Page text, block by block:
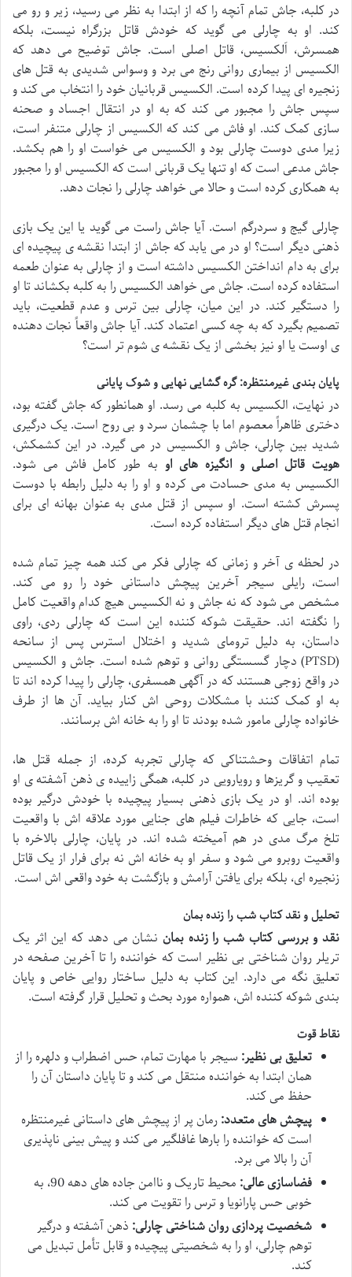
در کلبه، جاش تمام آنچه را که از ابتدا به نظر می رسید، زیر و رو می
کند. او به چارلی می گوید که خودش قاتل بزرگراه نیست، بلکه
همسرش، اَلکسیس، قاتل اصلی است. جاش توضیح می دهد که
الکسیس از بیماری روانی رنج می برد و وسواس شدیدی به قتل های
زنجیره ای پیدا کرده است. الکسیس قربانیان خود را انتخاب می کند و
سپس جاش را مجبور می کند که به او در انتقال اجساد و صحنه
سازی کمک کند. او فاش می کند که الکسیس از چارلی متنفر است،
زیرا مدی دوست چارلی بود و الکسیس می خواست او را هم بکشد.
جاش مدعی است که او تنها یک قربانی است که الکسیس او را مجبور
به همکاری کرده است و حالا می خواهد چارلی را نجات دهد.
چارلی گیج و سردرگم است. آیا جاش راست می گوید یا این یک بازی
ذهنی دیگر است؟ او در می یابد که جاش از ابتدا نقشه ی پیچیده ای
برای به دام انداختن الکسیس داشته است و از چارلی به عنوان طعمه
استفاده کرده است. جاش می خواهد الکسیس را به کلبه بکشاند تا او
را دستگیر کند. در این میان، چارلی بین ترس و عدم قطعیت، باید
تصمیم بگیرد که به چه کسی اعتماد کند. آیا جاش واقعاً نجات دهنده
ی اوست یا او نیز بخشی از یک نقشه ی شوم تر است؟
پایان بندی غیرمنتظره: گره گشایی نهایی و شوک پایانی
در نهایت، الکسیس به کلبه می رسد. او همانطور که جاش گفته بود،
دختری ظاهراً معصوم اما با چشمان سرد و بی روح است. یک درگیری
شدید بین چارلی، جاش و الکسیس در می گیرد. در این کشمکش،
هویت قاتل اصلی و انگیزه های او به طور کامل فاش می شود.
الکسیس به مدی حسادت می کرده و او را به دلیل رابطه با دوست
پسرش کشته است. او سپس از قتل مدی به عنوان بهانه ای برای
انجام قتل های دیگر استفاده کرده است.
در لحظه ی آخر و زمانی که چارلی فکر می کند همه چیز تمام شده
است، رایلی سیجر آخرین پیچش داستانی خود را رو می کند.
مشخص می شود که نه جاش و نه الکسیس هیچ کدام واقعیت کامل
را نگفته اند. حقیقت شوکه کننده این است که چارلی ردی، راوی
داستان، به دلیل ترومای شدید و اختلال استرس پس از سانحه
(PTSD) دچار گسستگی روانی و توهم شده است. جاش و الکسیس
در واقع زوجی هستند که در آگهی همسفری، چارلی را پیدا کرده اند تا
به او کمک کنند با مشکلات روحی اش کنار بیاید. آن ها از طرف
خانواده چارلی مامور شده بودند تا او را به خانه اش برسانند.
تمام اتفاقات وحشتناکی که چارلی تجربه کرده، از جمله قتل ها،
تعقیب و گریزها و رویارویی در کلبه، همگی زاییده ی ذهن آشفته ی او
بوده اند. او در یک بازی ذهنی بسیار پیچیده با خودش درگیر بوده
است، جایی که خاطرات فیلم های جنایی مورد علاقه اش با واقعیت
تلخ مرگ مدی در هم آمیخته شده اند. در پایان، چارلی بالاخره با
واقعیت روبرو می شود و سفر او به خانه اش نه برای فرار از یک قاتل
زنجیره ای، بلکه برای یافتن آرامش و بازگشت به خود واقعی اش است.
تحلیل و نقد کتاب شب را زنده بمان
نقد و بررسی کتاب شب را زنده بمان نشان می دهد که این اثر یک
تریلر روان شناختی بی نظیر است که خواننده را تا آخرین صفحه در
تعلیق نگه می دارد. این کتاب به دلیل ساختار روایی خاص و پایان
بندی شوکه کننده اش، همواره مورد بحث و تحلیل قرار گرفته است.
نقاط قوت
تعلیق بی نظیر: سیجر با مهارت تمام، حس اضطراب و دلهره را از
همان ابتدا به خواننده منتقل می کند و تا پایان داستان آن را
حفظ می کند.
پیچش های متعدد:رمان پر از پیچش های داستانی غیرمنتظره
است که خواننده را بارها غافلگیر می کند و پیش بینی ناپذیری
آن را بالا می برد.
فضاسازی عالی:
محیط تاریک و ناامن جاده های دهه 90، به
خوبی حس پارانویا و ترس را تقویت می کند.
شخصیت پردازی روان شناختی چارلی: ذهن آشفته و درگیر
توهم چارلی، او را به شخصیتی پیچیده و قابل تأمل تبدیل می
کند.